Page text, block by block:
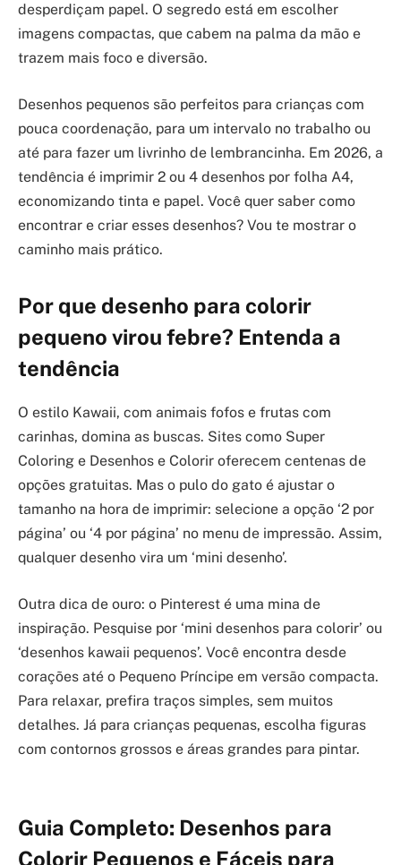
desperdiçam papel. O segredo está em escolher
imagens compactas, que cabem na palma da mão e
trazem mais foco e diversão.
Desenhos pequenos são perfeitos para crianças com
pouca coordenação, para um intervalo no trabalho ou
até para fazer um livrinho de lembrancinha. Em 2026, a
tendência é imprimir 2 ou 4 desenhos por folha A4,
economizando tinta e papel. Você quer saber como
encontrar e criar esses desenhos? Vou te mostrar o
caminho mais prático.
Por que desenho para colorir
pequeno virou febre? Entenda a
tendência
O estilo Kawaii, com animais fofos e frutas com
carinhas, domina as buscas. Sites como Super
Coloring e Desenhos e Colorir oferecem centenas de
opções gratuitas. Mas o pulo do gato é ajustar o
tamanho na hora de imprimir: selecione a opção ‘2 por
página’ ou ‘4 por página’ no menu de impressão. Assim,
qualquer desenho vira um ‘mini desenho’.
Outra dica de ouro: o Pinterest é uma mina de
inspiração. Pesquise por ‘mini desenhos para colorir’ ou
‘desenhos kawaii pequenos’. Você encontra desde
corações até o Pequeno Príncipe em versão compacta.
Para relaxar, prefira traços simples, sem muitos
detalhes. Já para crianças pequenas, escolha figuras
com contornos grossos e áreas grandes para pintar.
Guia Completo: Desenhos para
Colorir Pequenos e Fáceis para